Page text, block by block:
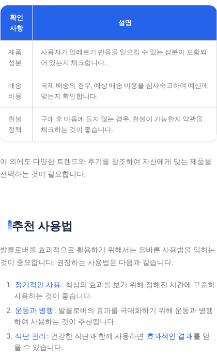
확인
사항
설명
제품
성분
사용자가 알레르기 반응을 일으킬 수 있는 성분이 포함되
어 있는지 체크합니다.
배송
비용
국제 배송의 경우, 예상 배송 비용을 심사숙고하여 예산에
맞는지 확인합니다.
환불
정책
구매 후 마음에 들지 않는 경우, 환불이 가능한지 약관을
체크하는 것이 좋습니다.
이 외에도 다양한 트렌드와 후기를 참조하여 자신에게 맞는 제품을
선택하는 것이 필요합니다.
추천 사용법
발클로버를 효과적으로 활용하기 위해서는 올바른 사용법을 익히는
것이 중요합니다. 권장하는 사용법은 다음과 같습니다.
정기적인 사용 : 최상의 효과를 보기 위해 정해진 시간에 꾸준히
사용하는 것이 좋습니다.
운동과 병행 : 발클로버의 효과를 극대화하기 위해 운동과 병행
하여 사용하는 것이 추천됩니다.
식단 관리 : 건강한 식단과 함께 사용하면 효과적인 결과를 얻
을 수 있습니다.